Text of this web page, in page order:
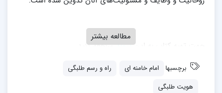
جهت تهیه کتاب به اینپیوندمراجعه کنید
مطالعه بیشتر
برچسبها امام خامنه ای
راه و رسم طلبگی
هویت طلبگی